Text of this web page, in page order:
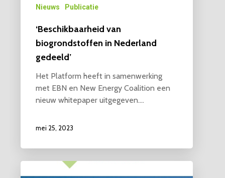
Nieuws Publicatie
‘Beschikbaarheid van
biogrondstoffen in Nederland
gedeeld’
Het Platform heeft in samenwerking
met EBN en New Energy Coalition een
nieuw whitepaper uitgegeven.…
mei 25, 2023